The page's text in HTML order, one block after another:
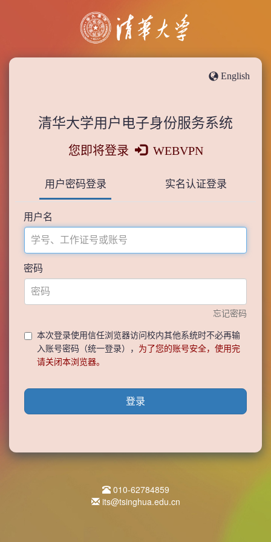
English
清华大学用户电子身份服务系统
您即将登录 WEBVPN
用户密码登录 实名认证登录
用户名
密码
忘记密码
本次登录使用信任浏览器访问校内其他系统时不必再输
入账号密码（统一登录）， 为了您的账号安全，使用完
请关闭本浏览器。
登录
010-62784859
its@tsinghua.edu.cn